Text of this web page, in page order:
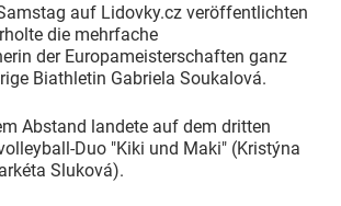
auf Lidovky.cz veröffentlichten
die mehrfache
der Europameisterschaften ganz
Biathletin Gabriela Soukalová.
Abstand landete auf dem dritten
Duo "Kiki und Maki" (Kristýna
Sluková).